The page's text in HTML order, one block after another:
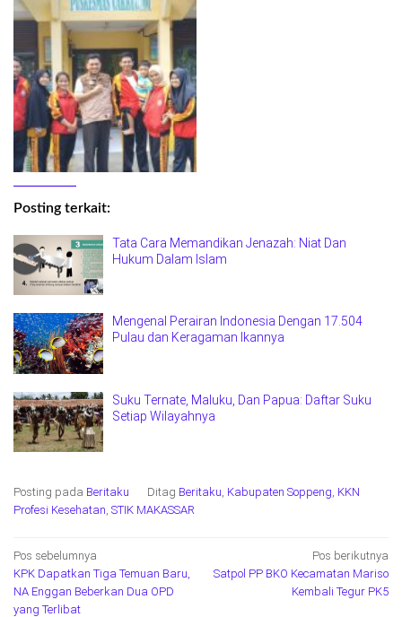
Posting terkait:
Tata Cara Memandikan Jenazah: Niat Dan
Hukum Dalam Islam
Mengenal Perairan Indonesia Dengan 17.504
Pulau dan Keragaman Ikannya
Suku Ternate, Maluku, Dan Papua: Daftar Suku
Setiap Wilayahnya
Posting pada Beritaku Ditag Beritaku, Kabupaten Soppeng, KKN
Profesi Kesehatan, STIK MAKASSAR
Navigasi
pos
Pos sebelumnya
KPK Dapatkan Tiga Temuan Baru,
NA Enggan Beberkan Dua OPD
yang Terlibat
Pos berikutnya
Satpol PP BKO Kecamatan Mariso
Kembali Tegur PK5